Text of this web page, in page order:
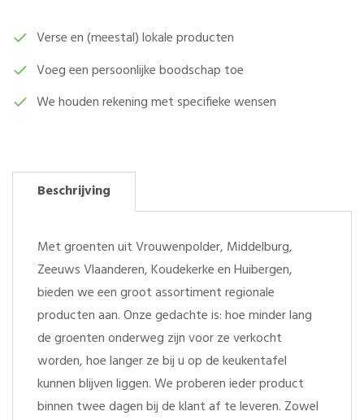
Verse en (meestal) lokale producten
Voeg een persoonlijke boodschap toe
We houden rekening met specifieke wensen
Beschrijving
Met groenten uit Vrouwenpolder, Middelburg,
Zeeuws Vlaanderen, Koudekerke en Huibergen,
bieden we een groot assortiment regionale
producten aan. Onze gedachte is: hoe minder lang
de groenten onderweg zijn voor ze verkocht
worden, hoe langer ze bij u op de keukentafel
kunnen blijven liggen. We proberen ieder product
binnen twee dagen bij de klant af te leveren. Zowel